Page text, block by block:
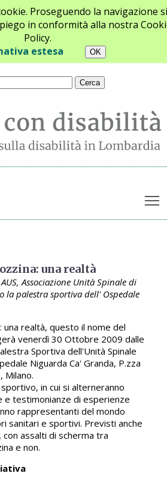
Proseguendo la navigazione si
in conformità alla nostra
Policy.
estesa
Newsletter Contatti
una realtà
Associazione Unità Spinale di
la palestra sportiva dell' Ospedale
una realtà, questo il nome del
venerdì 30 Ottobre 2009 dalle
Sportiva dell'Unità Spinale
Niguarda Ca' Granda, P.zza
Milano.
in cui si alterneranno
e testimonianze di esperienze
rappresentanti del mondo
sanitari e sportivi. Previsti anche
assalti di scherma tra
e non.